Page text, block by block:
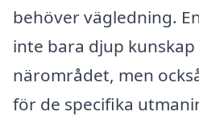
behöver vägledning.
inte bara djup
närområdet, men
för de specifika